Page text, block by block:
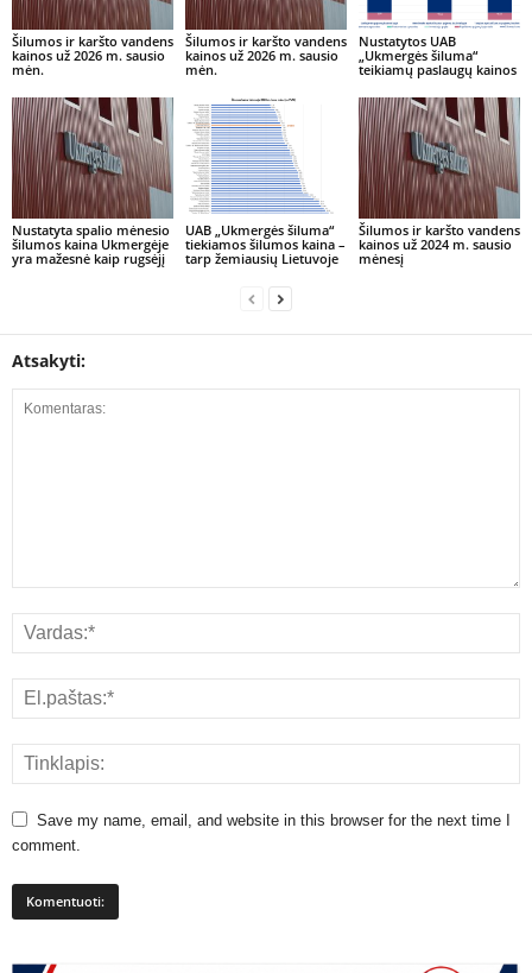
Šilumos ir karšto vandens
kainos už 2026 m. sausio
mėn.
Šilumos ir karšto vandens
kainos už 2026 m. sausio
mėn.
Nustatytos UAB
„Ukmergės šiluma“
teikiamų paslaugų kainos
Nustatyta spalio mėnesio
šilumos kaina Ukmergėje
yra mažesnė kaip rugsėjį
UAB „Ukmergės šiluma“
tiekiamos šilumos kaina –
tarp žemiausių Lietuvoje
Šilumos ir karšto vandens
kainos už 2024 m. sausio
mėnesį
Atsakyti:
Save my name, email, and website in this browser for the next time I
comment.